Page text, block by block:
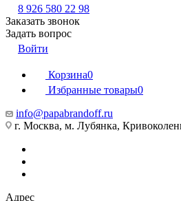
8 926 580 22 98
Заказать звонок
Задать вопрос
Войти
Корзина0
Избранные товары0
info@papabrandoff.ru
г. Москва, м. Лубянка,
Адрес